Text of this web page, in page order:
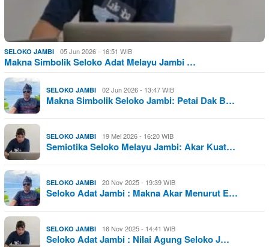
SELOKO JAMBI 05 Jun 2026 - 16:51 WIB
Makna Simbolik Seloko Adat Melayu Jambi …
SELOKO JAMBI 02 Jun 2026 - 13:47 WIB
Makna Simbolik Seloko Jambi: Petai Dak B…
SELOKO JAMBI 19 Mei 2026 - 16:20 WIB
Semiotika Seloko Melayu Jambi: Akar Kuat…
SELOKO JAMBI 20 Nov 2025 - 19:39 WIB
Seloko Adat Jambi : Makna Akar Menurut E…
SELOKO JAMBI 16 Nov 2025 - 14:41 WIB
Seloko Adat Jambi : Nilai Agung Seloko J…